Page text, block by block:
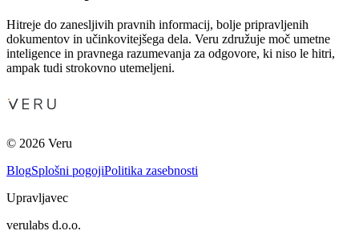
Hitreje do zanesljivih pravnih informacij, bolje pripravljenih
dokumentov in učinkovitejšega dela. Veru združuje moč umetne
inteligence in pravnega razumevanja za odgovore, ki niso le hitri,
ampak tudi strokovno utemeljeni.
© 2026 Veru
BlogSplošni pogojiPolitika zasebnosti
Upravljavec
verulabs d.o.o.